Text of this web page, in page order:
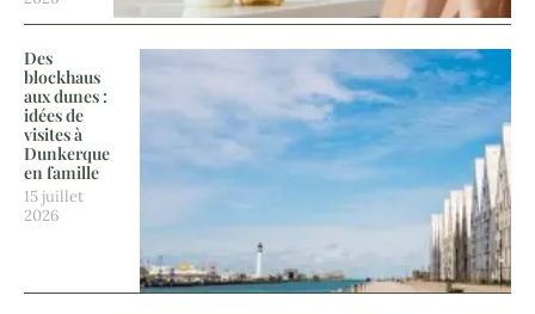
Des
blockhaus
aux dunes :
idées de
visites à
Dunkerque
en famille
15 juillet
2026